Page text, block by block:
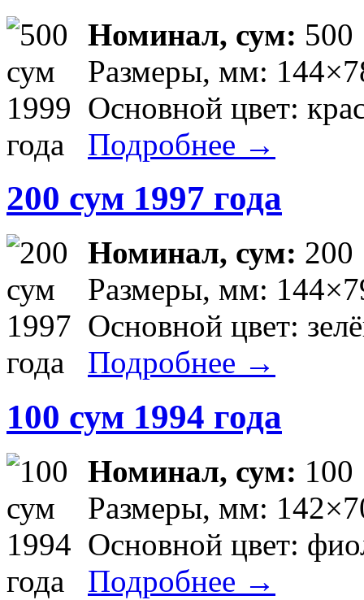
Номинал, сум: 500
Размеры, мм:
Основной цвет:
Подробнее →
200 сум 1997 года
Номинал, сум: 200
Размеры, мм:
Основной цвет:
Подробнее →
100 сум 1994 года
Номинал, сум: 100
Размеры, мм:
Основной цвет:
Подробнее →